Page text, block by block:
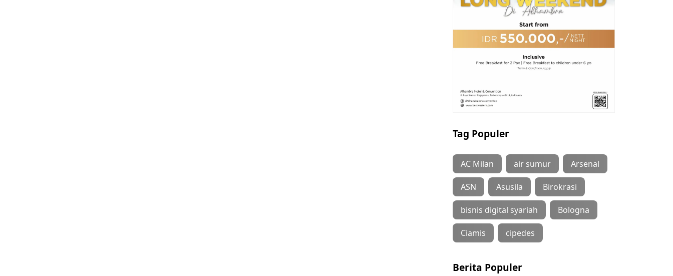
Tag Populer
AC Milan air sumur Arsenal
ASN Asusila Birokrasi
bisnis digital syariah Bologna
Ciamis cipedes
Berita Populer